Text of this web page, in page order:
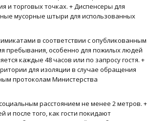
и торговых точках. + Диспенсеры для
мусорные штыри для использованных
в соответствии с опубликованным
пребывания, особенно для пожилых людей
каждые 48 часов или по запросу гостя. +
для изоляции в случае обращения
протоколам Министерства
расстоянием не менее 2 метров. +
после того, как гости покидают